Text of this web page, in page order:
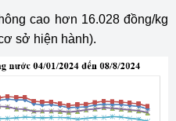
cao hơn 16.028 đồng/kg
sở hiện hành).